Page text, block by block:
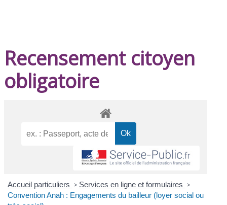
Recensement citoyen
obligatoire
Accueil particuliers > Services en ligne et formulaires >
Convention Anah : Engagements du bailleur (loyer social ou